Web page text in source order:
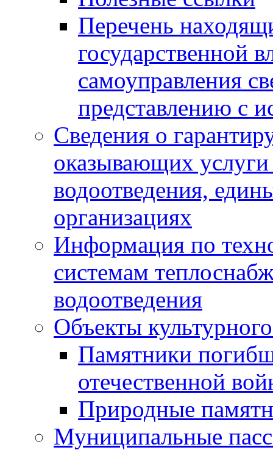
Перечень
государственной
самоуправления
представлению с
Сведения о
оказывающих
водоотведения,
организациях
Информация по
системам
водоотведения
Объекты
Памятники
отечественной
Природные
Муниципальные